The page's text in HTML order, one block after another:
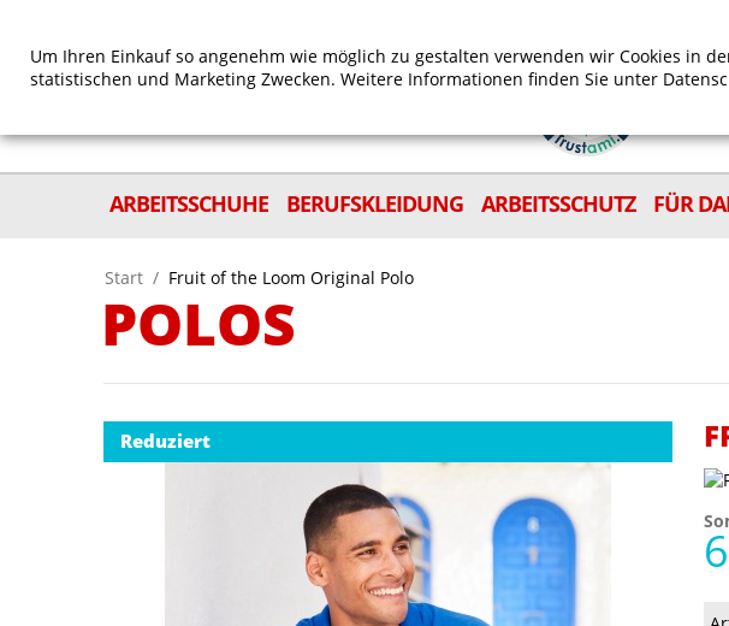
ARBEITSSCHUHE
BERUFSKLEIDUNG ARBEITSSCHUTZ FÜR
Start / Fruit of the Loom Original Polo
POLOS
Reduziert
Um Ihren Einkauf so angenehm wie möglich zu gestalten verwenden wir Cookies in
statistischen und Marketing Zwecken. Weitere Informationen finden Sie unter